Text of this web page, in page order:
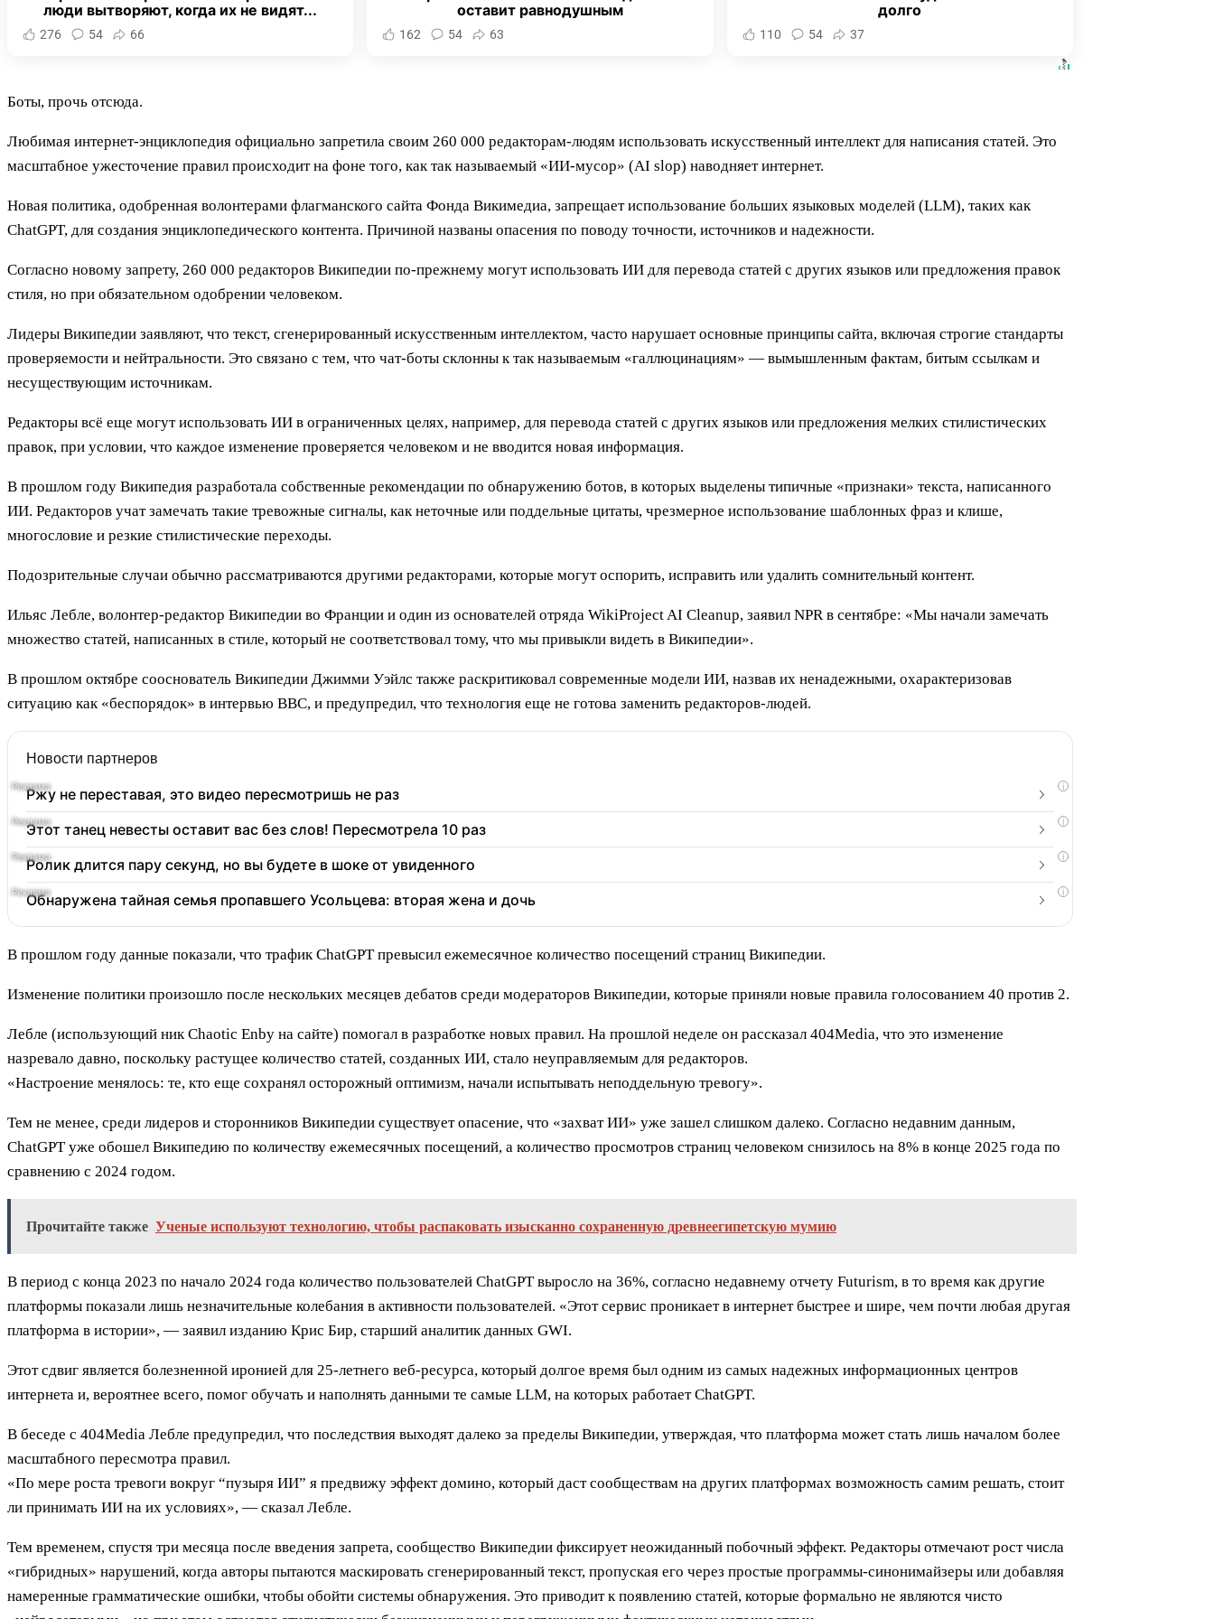
люди вытворяют, когда их не видят...
276 54 66
оставит равнодушным
162 54 63
долго
110 54 37
Боты, прочь отсюда.
Любимая интернет-энциклопедия официально запретила своим 260 000 редакторам-людям использовать искусственный интеллект для написания статей. Это
масштабное ужесточение правил происходит на фоне того, как так называемый «ИИ-мусор» (AI slop) наводняет интернет.
Новая политика, одобренная волонтерами флагманского сайта Фонда Викимедиа, запрещает использование больших языковых моделей (LLM), таких как
ChatGPT, для создания энциклопедического контента. Причиной названы опасения по поводу точности, источников и надежности.
Согласно новому запрету, 260 000 редакторов Википедии по-прежнему могут использовать ИИ для перевода статей с других языков или предложения правок
стиля, но при обязательном одобрении человеком.
Лидеры Википедии заявляют, что текст, сгенерированный искусственным интеллектом, часто нарушает основные принципы сайта, включая строгие стандарты
проверяемости и нейтральности. Это связано с тем, что чат-боты склонны к так называемым «галлюцинациям» — вымышленным фактам, битым ссылкам и
несуществующим источникам.
Редакторы всё еще могут использовать ИИ в ограниченных целях, например, для перевода статей с других языков или предложения мелких стилистических
правок, при условии, что каждое изменение проверяется человеком и не вводится новая информация.
В прошлом году Википедия разработала собственные рекомендации по обнаружению ботов, в которых выделены типичные «признаки» текста, написанного
ИИ. Редакторов учат замечать такие тревожные сигналы, как неточные или поддельные цитаты, чрезмерное использование шаблонных фраз и клише,
многословие и резкие стилистические переходы.
Подозрительные случаи обычно рассматриваются другими редакторами, которые могут оспорить, исправить или удалить сомнительный контент.
Ильяс Лебле, волонтер-редактор Википедии во Франции и один из основателей отряда WikiProject AI Cleanup, заявил NPR в сентябре: «Мы начали замечать
множество статей, написанных в стиле, который не соответствовал тому, что мы привыкли видеть в Википедии».
В прошлом октябре сооснователь Википедии Джимми Уэйлс также раскритиковал современные модели ИИ, назвав их ненадежными, охарактеризовав
ситуацию как «беспорядок» в интервью BBC, и предупредил, что технология еще не готова заменить редакторов-людей.
Новости партнеров
i
Ржу не переставая, это видео пересмотришь не раз
i
Этот танец невесты оставит вас без слов! Пересмотрела 10 раз
i
Ролик длится пару секунд, но вы будете в шоке от увиденного
i
Обнаружена тайная семья пропавшего Усольцева: вторая жена и дочь
В прошлом году данные показали, что трафик ChatGPT превысил ежемесячное количество посещений страниц Википедии.
Изменение политики произошло после нескольких месяцев дебатов среди модераторов Википедии, которые приняли новые правила голосованием 40 против 2.
Лебле (использующий ник Chaotic Enby на сайте) помогал в разработке новых правил. На прошлой неделе он рассказал 404Media, что это изменение
назревало давно, поскольку растущее количество статей, созданных ИИ, стало неуправляемым для редакторов.
«Настроение менялось: те, кто еще сохранял осторожный оптимизм, начали испытывать неподдельную тревогу».
Тем не менее, среди лидеров и сторонников Википедии существует опасение, что «захват ИИ» уже зашел слишком далеко. Согласно недавним данным,
ChatGPT уже обошел Википедию по количеству ежемесячных посещений, а количество просмотров страниц человеком снизилось на 8% в конце 2025 года по
сравнению с 2024 годом.
Прочитайте также Ученые используют технологию, чтобы распаковать изысканно сохраненную древнеегипетскую мумию
В период с конца 2023 по начало 2024 года количество пользователей ChatGPT выросло на 36%, согласно недавнему отчету Futurism, в то время как другие
платформы показали лишь незначительные колебания в активности пользователей. «Этот сервис проникает в интернет быстрее и шире, чем почти любая другая
платформа в истории», — заявил изданию Крис Бир, старший аналитик данных GWI.
Этот сдвиг является болезненной иронией для 25-летнего веб-ресурса, который долгое время был одним из самых надежных информационных центров
интернета и, вероятнее всего, помог обучать и наполнять данными те самые LLM, на которых работает ChatGPT.
В беседе с 404Media Лебле предупредил, что последствия выходят далеко за пределы Википедии, утверждая, что платформа может стать лишь началом более
масштабного пересмотра правил.
«По мере роста тревоги вокруг “пузыря ИИ” я предвижу эффект домино, который даст сообществам на других платформах возможность самим решать, стоит
ли принимать ИИ на их условиях», — сказал Лебле.
Тем временем, спустя три месяца после введения запрета, сообщество Википедии фиксирует неожиданный побочный эффект. Редакторы отмечают рост числа
«гибридных» нарушений, когда авторы пытаются маскировать сгенерированный текст, пропуская его через простые программы-синонимайзеры или добавляя
намеренные грамматические ошибки, чтобы обойти системы обнаружения. Это приводит к появлению статей, которые формально не являются чисто